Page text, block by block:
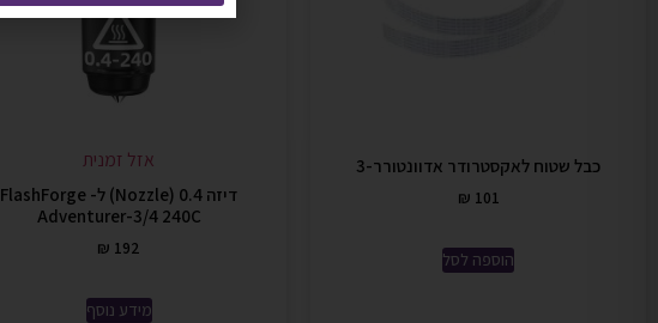
כבל שטוח לאקסטרודר אדוונטורר-3
₪ 101
הוספה לסל
אזל זמנית
דיזה 0.4 (Nozzle) ל- FlashForge
Adventurer-3/4 240C
₪ 192
מידע נוסף